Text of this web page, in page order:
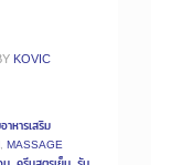
KOVIC
าหารเสริม
, MASSAGE